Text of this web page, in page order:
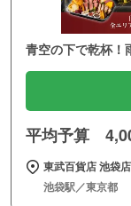
青空の下で乾杯！
平均予算
東武百貨店 池袋
池袋駅／東京都